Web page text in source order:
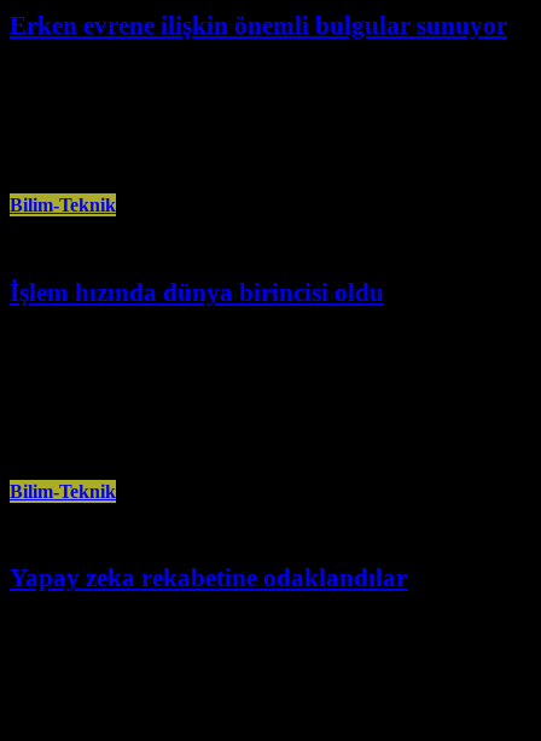
Erken evrene ilişkin önemli bulgular sunuyor
Bilim-Teknik
İşlem hızında dünya birincisi oldu
Bilim-Teknik
Yapay zeka rekabetine odaklandılar